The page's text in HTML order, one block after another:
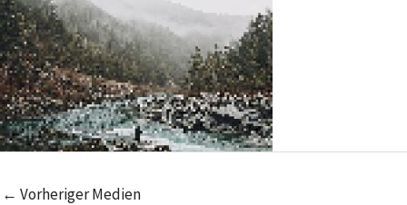
← Vorheriger Medien